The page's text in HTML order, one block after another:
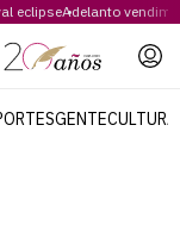
eclipseAdelanto
GENTECULTURA